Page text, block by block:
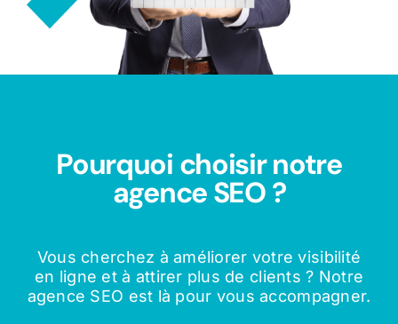
Pourquoi choisir notre
agence SEO ?
Vous cherchez à améliorer votre visibilité
en ligne et à attirer plus de clients ? Notre
agence SEO est là pour vous accompagner.